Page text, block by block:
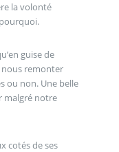
la volonté
guise de
nous remonter
ou non. Une belle
malgré notre
cotés de ses